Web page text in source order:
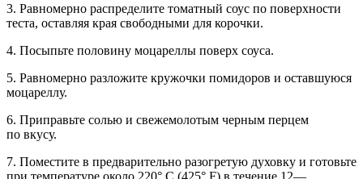
3. Равномерно распределите томатный соус по поверхности
теста, оставляя края свободными для корочки.
4. Посыпьте половину моцареллы поверх соуса.
5. Равномерно разложите кружочки помидоров и оставшуюся
моцареллу.
6. Приправьте солью и свежемолотым черным перцем
по вкусу.
7. Поместите в предварительно разогретую духовку и готовьте
при температуре около 220° C (425° F) в течение 12—